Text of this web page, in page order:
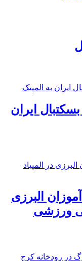
ایران
البرزی
ورزشی